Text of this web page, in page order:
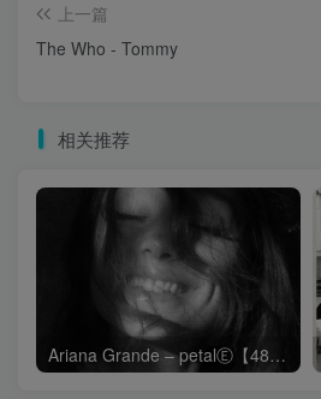
上一篇
The Who - Tommy
相关推荐
Ariana Grande – petalⒺ【48kHz／24bit】英国区